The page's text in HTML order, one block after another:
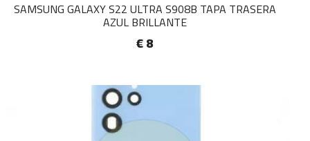
SAMSUNG GALAXY S22 ULTRA S908B TAPA TRASERA
AZUL BRILLANTE
€ 8